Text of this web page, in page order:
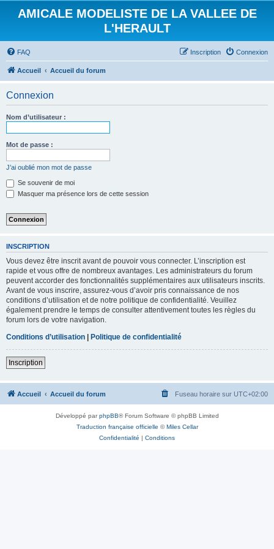
AMICALE MODELISTE DE LA VALLEE DE
L'HERAULT
FAQ Connexion
Inscription
Accueil Accueil du forum
Connexion
Nom d’utilisateur :
Mot de passe :
J’ai oublié mon mot de passe
Se souvenir de moi
Masquer ma présence lors de cette session
INSCRIPTION
Vous devez être inscrit avant de pouvoir vous connecter. L’inscription est
rapide et vous offre de nombreux avantages. Les administrateurs du forum
peuvent accorder des fonctionnalités supplémentaires aux utilisateurs inscrits.
Avant de vous inscrire, assurez-vous d’avoir pris connaissance de nos
conditions d’utilisation et de notre politique de confidentialité. Veuillez
également prendre le temps de consulter attentivement toutes les règles du
forum lors de votre navigation.
Conditions d’utilisation | Politique de confidentialité
Inscription
Accueil Accueil du forum Fuseau horaire sur UTC+02:00
Développé parphpBB® Forum Software © phpBB Limited
Traduction française officielle ©Miles Cellar
Confidentialité | Conditions